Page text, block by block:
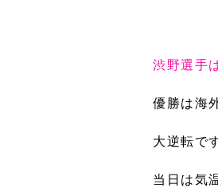
渋野選手
優勝は海
大逆転で
当日は気